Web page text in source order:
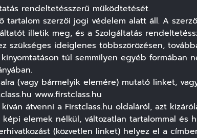
rendeltetésszerű működtetését.
tartalom szerzői jogi védelem alatt áll. A
illetik meg, és a Szolgáltatás
szükséges ideiglenes többszörözésen,
túl semmilyen egyéb formában
(vagy bármelyik elemére) mutató linket,
www.firstclass.hu
átvenni a Firstclass.hu oldaláról, azt
elemek nélkül, változatlan tartalommal és
(közvetlen linket) helyez el a